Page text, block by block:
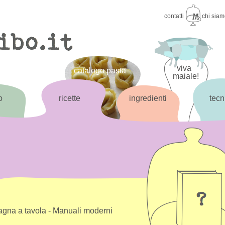
contatti chi
ricette
catalogo pasta
ingredienti
viva
maiale!
a tavola - Manuali moderni